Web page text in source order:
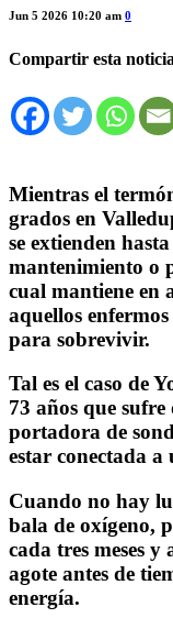
Jun 5 2026 10:20 am 0
Compartir esta noticia
Mientras el
grados en
se extienden
mantenimiento o
cual mantiene en
aquellos
para sobrevivir.
Tal es el caso de
73 años que sufre
portadora de
estar conectada
Cuando no hay
bala de oxígeno,
cada tres meses y
agote antes de
energía.